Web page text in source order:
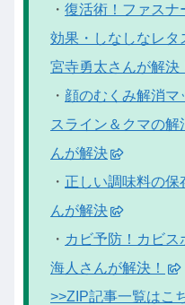
・ 復活術！ファスナ
効果・しなしなレタ
宮寺勇太さんが解決
・ 顔のむくみ解消マ
スライン＆クマの解
んが解決
・ 正しい調味料の保
んが解決
・ カビ予防！カビ
海人さんが解決！
>>ZIP記事一覧はこ